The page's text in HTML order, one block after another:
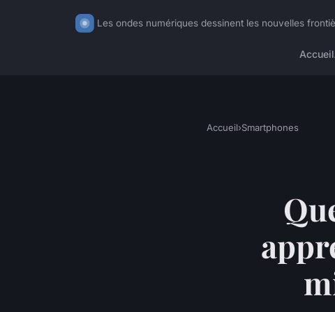
Les ondes numériques dessinent les nouvelles
Accueil
Accueil›Smartphones